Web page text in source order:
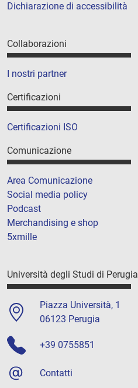
Dichiarazione di accessibilità
Collaborazioni
I nostri partner
Certificazioni
Certificazioni ISO
Comunicazione
Area Comunicazione
Social media policy
Podcast
Merchandising e shop
5xmille
Università degli Studi di Perugia
Piazza Università, 1
06123 Perugia
+39 0755851
Contatti